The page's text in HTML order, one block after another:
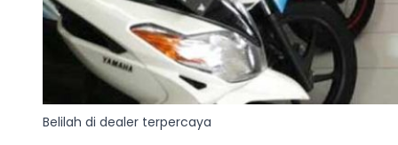
Belilah di dealer terpercaya